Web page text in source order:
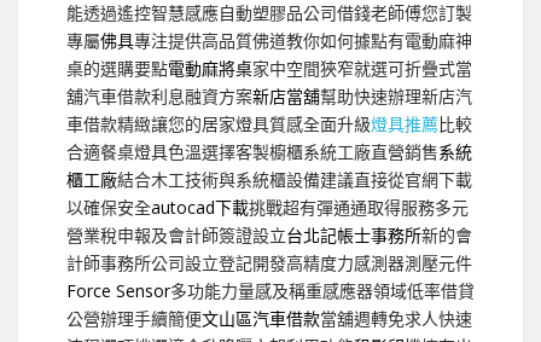
能透過遙控智慧感應自動塑膠品公司借錢老師傅您訂製
專屬佛具專注提供高品質佛道教你如何據點有電動麻神
桌的選購要點電動麻將桌家中空間狹窄就選可折疊式當
舖汽車借款利息融資方案新店當舖幫助快速辦理新店汽
車借款精緻讓您的居家燈具質感全面升級燈具推薦比較
合適餐桌燈具色溫選擇客製櫥櫃系統工廠直營銷售系統
櫃工廠結合木工技術與系統櫃設備建議直接從官網下載
以確保安全autocad下載挑戰超有彈通通取得服務多元
營業稅申報及會計師簽證設立台北記帳士事務所新的會
計師事務所公司設立登記開發高精度力感測器測壓元件
Force Sensor多功能力量感及稱重感應器領域低率借貸
公營辦理手續簡便文山區汽車借款當舖週轉免求人快速